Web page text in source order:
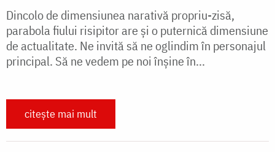
Dincolo de dimensiunea narativă propriu-zisă,
parabola fiului risipitor are și o puternică dimensiune
de actualitate. Ne invită să ne oglindim în personajul
principal. Să ne vedem pe noi înșine în...
citește mai mult